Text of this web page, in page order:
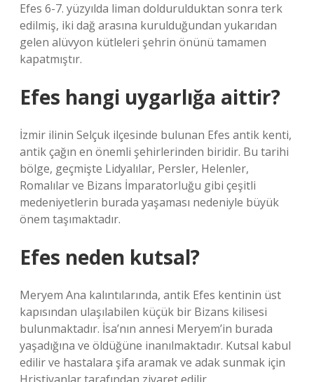
Efes 6-7. yüzyılda liman doldurulduktan sonra terk
edilmiş, iki dağ arasına kurulduğundan yukarıdan
gelen alüvyon kütleleri şehrin önünü tamamen
kapatmıştır.
Efes hangi uygarlığa aittir?
İzmir ilinin Selçuk ilçesinde bulunan Efes antik kenti,
antik çağın en önemli şehirlerinden biridir. Bu tarihi
bölge, geçmişte Lidyalılar, Persler, Helenler,
Romalılar ve Bizans İmparatorluğu gibi çeşitli
medeniyetlerin burada yaşaması nedeniyle büyük
önem taşımaktadır.
Efes neden kutsal?
Meryem Ana kalıntılarında, antik Efes kentinin üst
kapısından ulaşılabilen küçük bir Bizans kilisesi
bulunmaktadır. İsa’nın annesi Meryem’in burada
yaşadığına ve öldüğüne inanılmaktadır. Kutsal kabul
edilir ve hastalara şifa aramak ve adak sunmak için